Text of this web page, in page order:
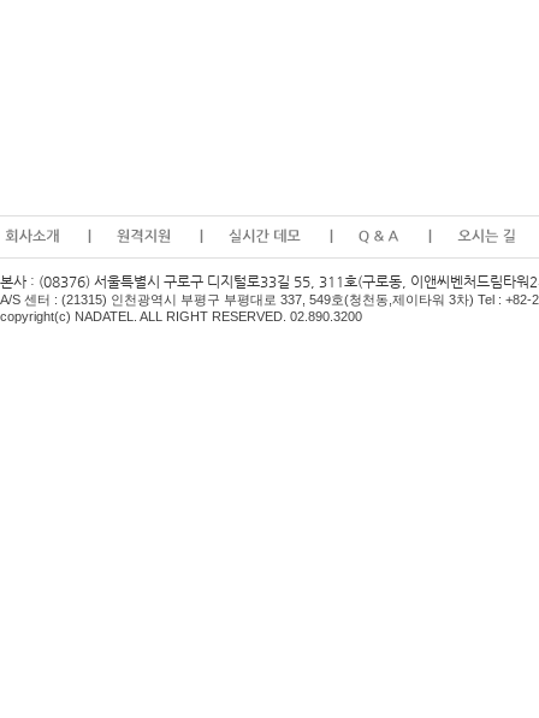
본사 : (08376) 서울특별시 구로구 디지털로33길 55, 311호(구로동, 이앤씨벤처드림타
A/S 센터 : (21315) 인천광역시 부평구 부평대로 337, 549호(청천동 제이타워 3차) Tel : +82-
copyright(c) NADATEL. ALL RIGHT RESERVED. 02.890.3200